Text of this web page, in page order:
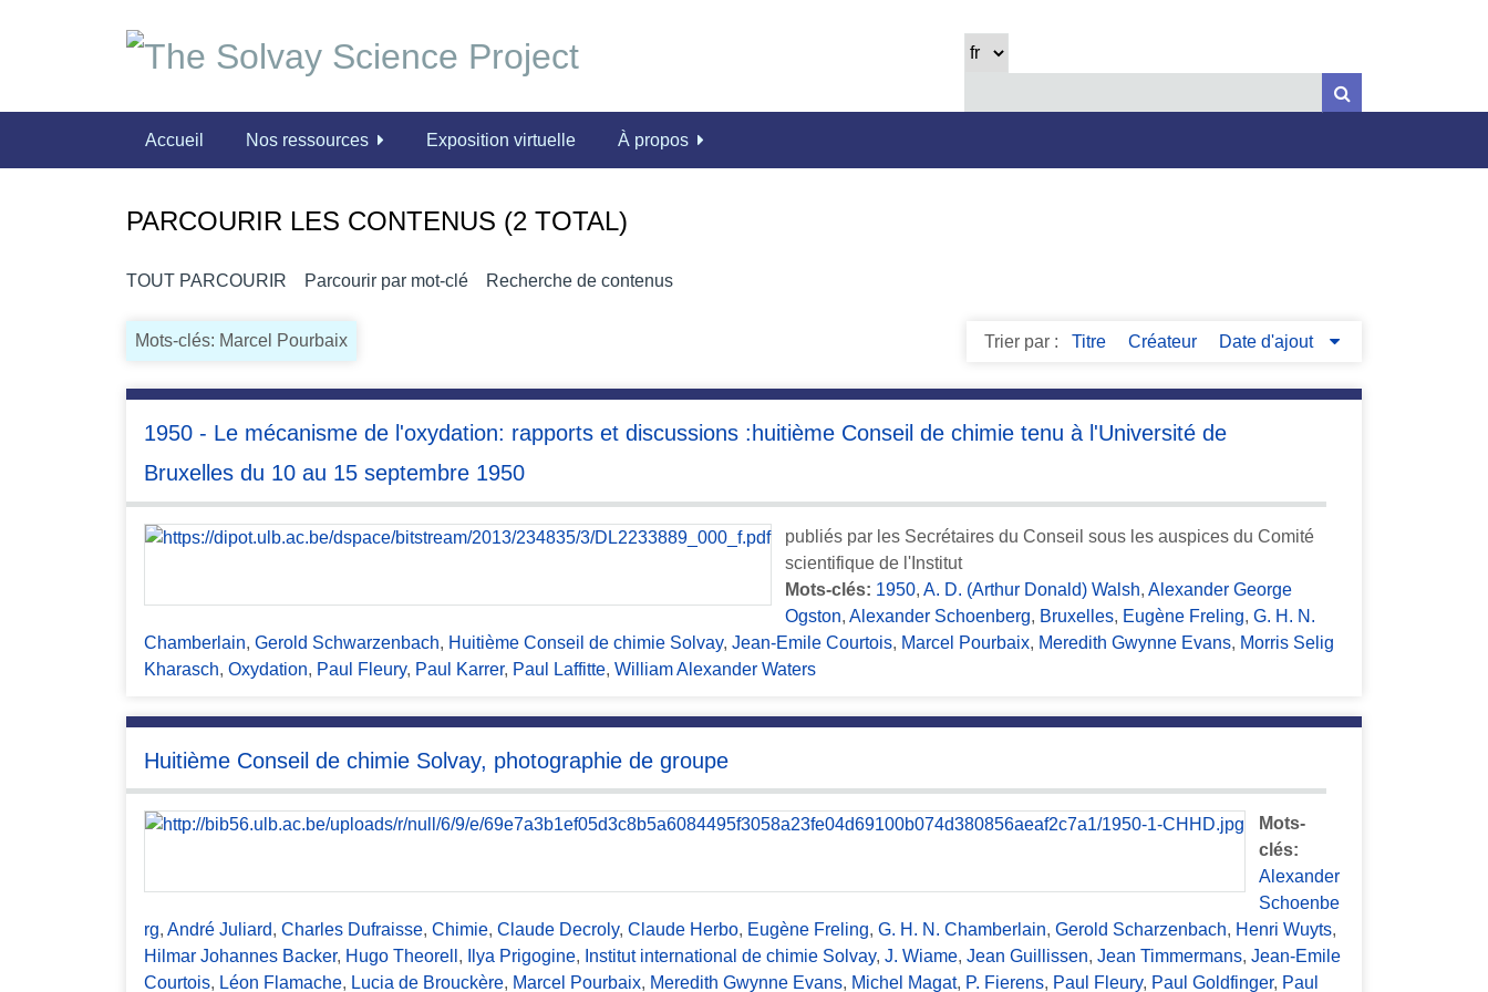
e
a
Accueil Nos ressources Exposition virtuelle À propos
PARCOURIR LES CONTENUS (2 TOTAL)
TOUT PARCOURIR Parcourir par mot-clé Recherche de contenus
Mots-clés: Marcel Pourbaix Trier par : Titre Créateur Date d'ajout
1950 - Le mécanisme de l'oxydation: rapports et discussions :huitième Conseil de chimie tenu à l'Université de
Bruxelles du 10 au 15 septembre 1950
publiés par les Secrétaires du Conseil sous les auspices du Comité
scientifique de l'Institut
Mots-clés: 1950, A. D. (Arthur Donald) Walsh, Alexander George
Ogston, Alexander Schoenberg, Bruxelles, Eugène Freling, G. H. N.
Chamberlain, Gerold Schwarzenbach, Huitième Conseil de chimie Solvay, Jean-Emile Courtois, Marcel Pourbaix, Meredith Gwynne Evans, Morris Selig
Kharasch, Oxydation, Paul Fleury, Paul Karrer, Paul Laffitte, William Alexander Waters
Huitième Conseil de chimie Solvay, photographie de groupe
Mots-
clés:
Alexander
Schoenbe
rg, André Juliard, Charles Dufraisse, Chimie, Claude Decroly, Claude Herbo, Eugène Freling, G. H. N. Chamberlain, Gerold Scharzenbach, Henri Wuyts,
Hilmar Johannes Backer, Hugo Theorell , Ilya Prigogine, Institut international de chimie Solvay, J. Wiame, Jean Guillissen, Jean Timmermans, Jean-Emile
Courtois, Léon Flamache, Lucia de Brouckère, Marcel Pourbaix, Meredith Gwynne Evans, Michel Magat, P. Fierens, Paul Fleury, Paul Goldfinger, Paul